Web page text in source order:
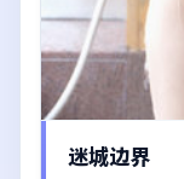
迷城边界